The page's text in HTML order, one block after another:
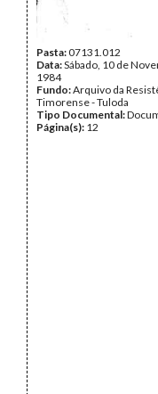
Pasta:07131.012
Data:Sábado, 10 de
1984
Fundo:Arquivo da
Timorense - Tuloda
Tipo Documental:
Página(s): 12